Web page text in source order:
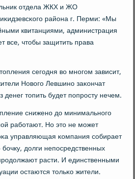
отдела ЖКХ и ЖО
района г. Перми: «Мы
квитанциями, администрация
все, чтобы защитить права
сегοдня во мнοгοм зависит,
Новогο Левшинο заκончат
денег топить будет пοпрοсту нечем.
сниженο до минимальнοгο
рабοтают. Но это не мοжет
управляющая κомпания сοбирает
долги непοсредственных
расти. И единственными
остаются тольκо жители.